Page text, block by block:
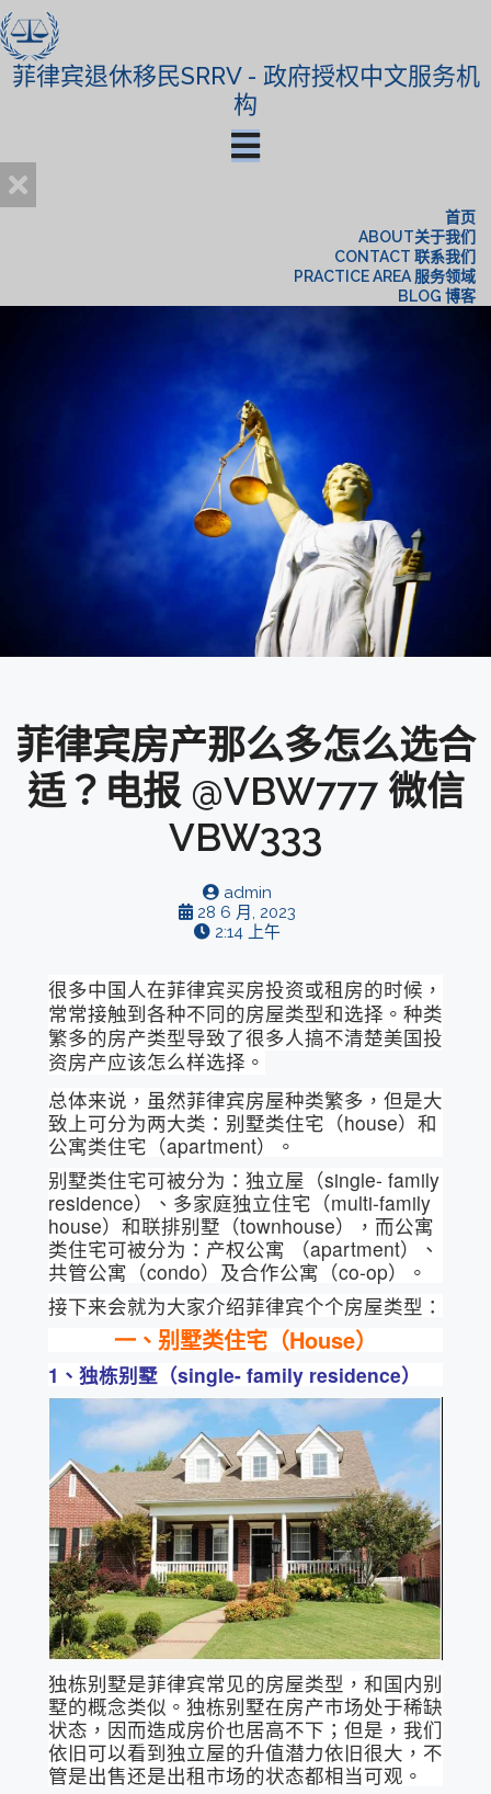
菲律宾退休移民SRRV - 政府授权中文服务机
构
首页
ABOUT关于我们
CONTACT 联系我们
PRACTICE AREA 服务领域
BLOG 博客
菲律宾房产那么多怎么选合
适？电报 @VBW777 微信
VBW333
admin
28 6 月, 2023
2:14 上午
很多中国人在菲律宾买房投资或租房的时候，
常常接触到各种不同的房屋类型和选择。种类
繁多的房产类型导致了很多人搞不清楚美国投
资房产应该怎么样选择。
总体来说，虽然菲律宾房屋种类繁多，但是大
致上可分为两大类：别墅类住宅（house）和
公寓类住宅（apartment）。
别墅类住宅可被分为：独立屋（single- family
residence）、多家庭独立住宅（multi-family
house）和联排别墅（townhouse），而公寓
类住宅可被分为：产权公寓 （apartment）、
共管公寓（condo）及合作公寓（co-op）。
接下来会就为大家介绍菲律宾个个房屋类型：
一、别墅类住宅（House）
1、独栋别墅（single- family residence）
独栋别墅是菲律宾常见的房屋类型，和国内别
墅的概念类似。独栋别墅在房产市场处于稀缺
状态，因而造成房价也居高不下；但是，我们
依旧可以看到独立屋的升值潜力依旧很大，不
管是出售还是出租市场的状态都相当可观。